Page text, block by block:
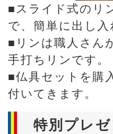
■スライド式のリ
で、簡単に出し入
■リンは職人さん
手打ちリンです。
■仏具セットを購
付いてきます。
特別プレ